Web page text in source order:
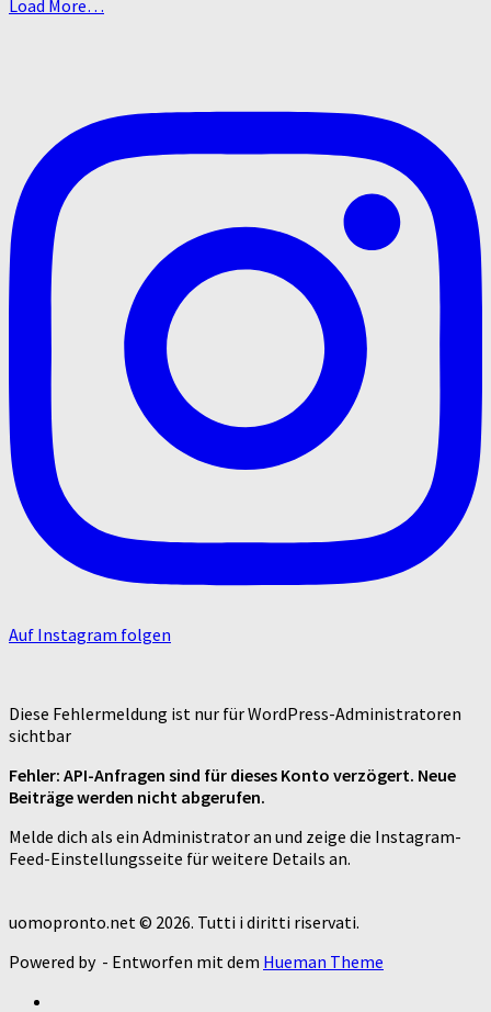
Load More…
Auf Instagram folgen
Diese Fehlermeldung ist nur für WordPress-Administratoren
sichtbar
Fehler: API-Anfragen sind für dieses Konto verzögert. Neue
Beiträge werden nicht abgerufen.
Melde dich als ein Administrator an und zeige die Instagram-
Feed-Einstellungsseite für weitere Details an.
uomopronto.net © 2026. Tutti i diritti riservati.
Powered by - Entworfen mit dem Hueman Theme